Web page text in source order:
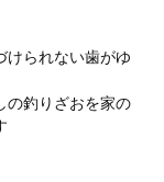
けられない歯がゆ
の釣りざおを家の